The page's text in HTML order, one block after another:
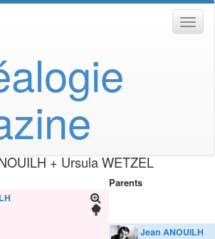
+UrsulaWETZEL
Parents
Jean ANOUILH